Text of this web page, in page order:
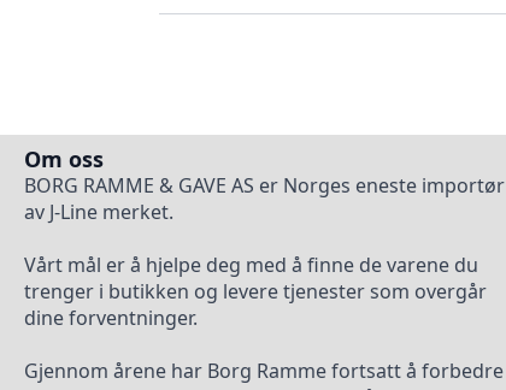
Om oss
BORG RAMME & GAVE AS er Norges eneste importør
av J-Line merket.
Vårt mål er å hjelpe deg med å finne de varene du
trenger i butikken og levere tjenester som overgår
dine forventninger.
Gjennom årene har Borg Ramme fortsatt å forbedre